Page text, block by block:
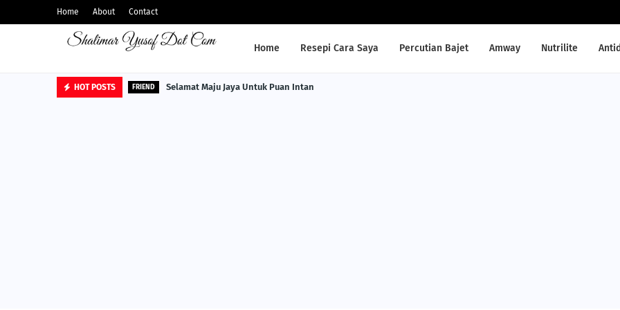
Home About Contact
Home Resepi Cara Saya Percutian Bajet Amway Nutrilite
HOT POSTS FRIEND Selamat Maju Jaya Untuk Puan Intan